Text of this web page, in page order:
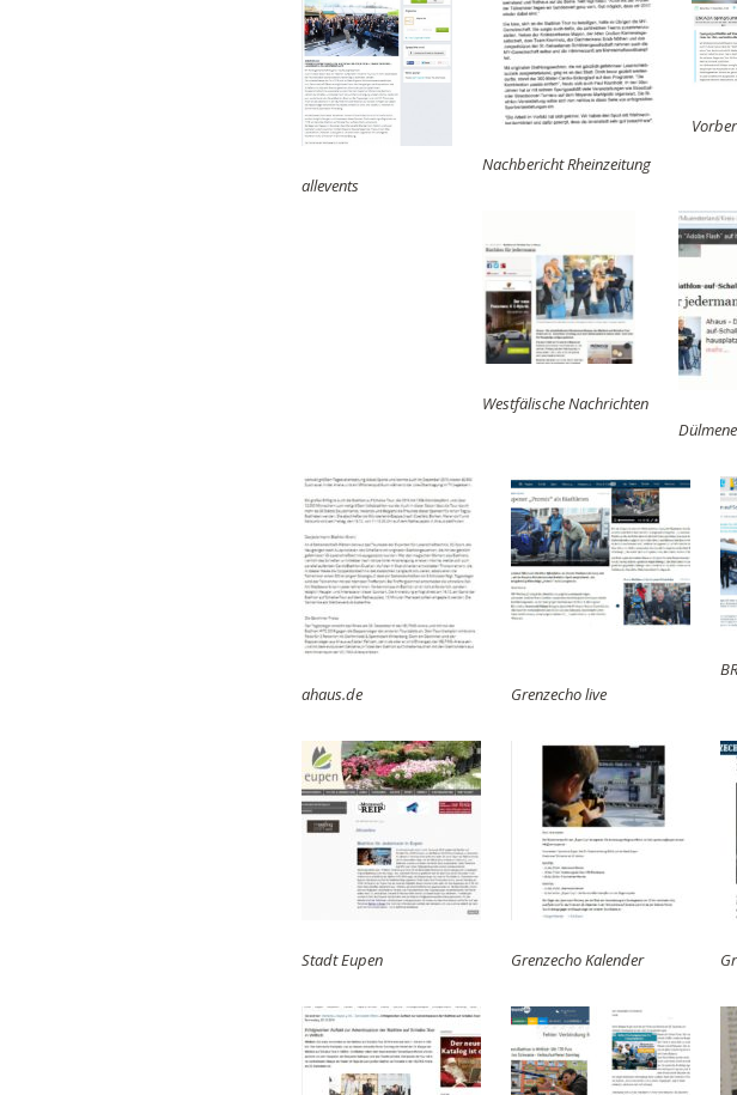
allevents
Nachbericht Rheinzeitung
Westfälische Nachrichten
ahaus.de Grenzecho live
Stadt Eupen Grenzecho Kalender